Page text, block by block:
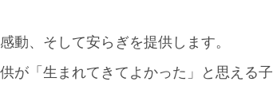
動、そして安らぎを提供します。
が「生まれてきてよかった」と思える子